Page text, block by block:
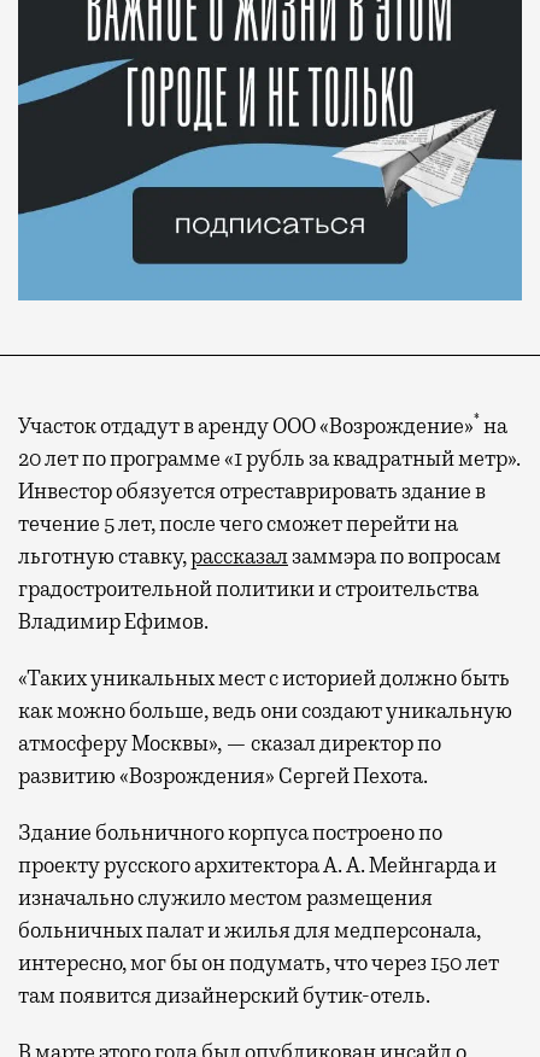
Участок отдадут в аренду ООО «Возрождение»*на
20 лет по программе «1 рубль за квадратный метр».
Инвестор обязуется отреставрировать здание в
течение 5 лет, после чего сможет перейти на
льготную ставку,рассказалзаммэра по вопросам
градостроительной политики и строительства
Владимир Ефимов.
«Таких уникальных мест с историей должно быть
как можно больше, ведь они создают уникальную
атмосферу Москвы», — сказал директор по
развитию «Возрождения» Сергей Пехота.
Здание больничного корпуса построено по
проекту русского архитектора А. А. Мейнгарда и
изначально служило местом размещения
больничных палат и жилья для медперсонала,
интересно, мог бы он подумать, что через 150 лет
там появится дизайнерский бутик-отель.